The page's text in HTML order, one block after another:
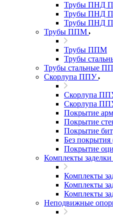
Трубы ПНД
Трубы ПНД
Трубы ПНД
Трубы ППМ
Трубы ППМ
Трубы
Трубы стальные
Скорлупа ППУ
Скорлупа
Скорлупа
Покрытие
Покрытие
Покрытие
Без
Покрытие
Комплекты
Комплекты
Комплекты
Комплекты
Неподвижные